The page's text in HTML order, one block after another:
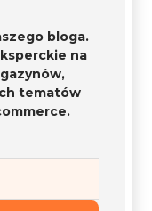
bloga.
na
tematów